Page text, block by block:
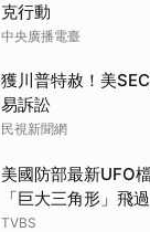
克行動
中央廣播電臺
獲川普特赦！美
易訴訟
民視新聞網
美國防部最新UFO
「巨大三角形」飛過
TVBS